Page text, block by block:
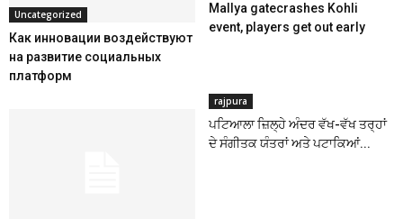
Uncategorized
Как инновации воздействуют
на развитие социальных
платформ
Mallya gatecrashes Kohli
event, players get out early
rajpura
ਪਟਿਆਲਾ ਜ਼ਿਲ੍ਹੇ ਅੰਦਰ ਵੱਖ-ਵੱਖ ਤਰ੍ਹਾਂ
ਦੇ ਸੰਗੀਤਕ ਯੰਤਰਾਂ ਅਤੇ ਪਟਾਕਿਆਂ...